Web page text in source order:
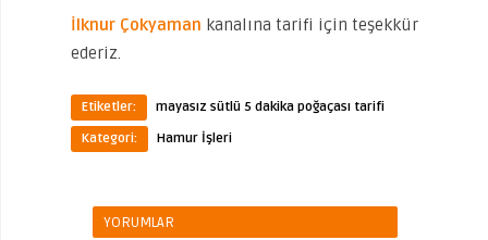
İlknur Çokyaman kanalına tarifi için teşekkür
ederiz.
Etiketler:
mayasız sütlü 5 dakika poğaçası tarifi
Kategori:
Hamur İşleri
YORUMLAR